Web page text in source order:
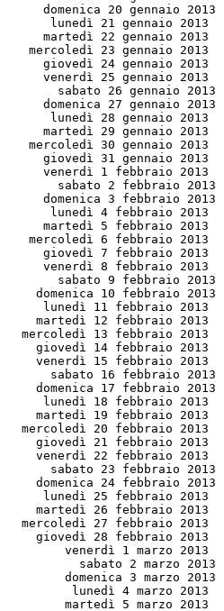
domenica 20 gennaio 2013
lunedì 21 gennaio 2013
martedì 22 gennaio 2013
mercoledì 23 gennaio 2013
giovedì 24 gennaio 2013
venerdì 25 gennaio 2013
sabato 26 gennaio 2013
domenica 27 gennaio 2013
lunedì 28 gennaio 2013
martedì 29 gennaio 2013
mercoledì 30 gennaio 2013
giovedì 31 gennaio 2013
venerdì 1 febbraio 2013
sabato 2 febbraio 2013
domenica 3 febbraio 2013
lunedì 4 febbraio 2013
martedì 5 febbraio 2013
mercoledì 6 febbraio 2013
giovedì 7 febbraio 2013
venerdì 8 febbraio 2013
sabato 9 febbraio 2013
domenica 10 febbraio 2013
lunedì 11 febbraio 2013
martedì 12 febbraio 2013
mercoledì 13 febbraio 2013
giovedì 14 febbraio 2013
venerdì 15 febbraio 2013
sabato 16 febbraio 2013
domenica 17 febbraio 2013
lunedì 18 febbraio 2013
martedì 19 febbraio 2013
mercoledì 20 febbraio 2013
giovedì 21 febbraio 2013
venerdì 22 febbraio 2013
sabato 23 febbraio 2013
domenica 24 febbraio 2013
lunedì 25 febbraio 2013
martedì 26 febbraio 2013
mercoledì 27 febbraio 2013
giovedì 28 febbraio 2013
venerdì 1 marzo 2013
sabato 2 marzo 2013
domenica 3 marzo 2013
lunedì 4 marzo 2013
martedì 5 marzo 2013